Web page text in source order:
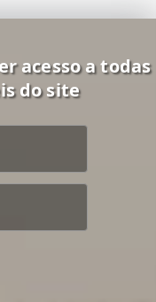
acesso a todas
do site